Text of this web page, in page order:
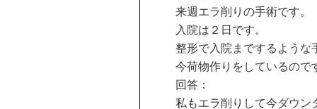
来週エラ削りの手術です。
入院は２日です。
整形で入院までするような
今荷物作りをしているので
回答：
私もエラ削りして今ダウン